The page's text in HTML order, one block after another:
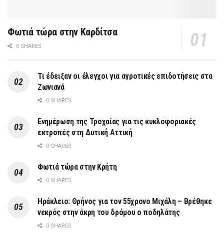
Φωτιά τώρα στην Καρδίτσα
0 SHARES
Τι έδειξαν οι έλεγχοι για αγροτικές επιδοτήσεις στα
Ζωνιανά
0 SHARES
Ενημέρωση της Τροχαίας για τις κυκλοφοριακές
εκτροπές στη Δυτική Αττική
0 SHARES
Φωτιά τώρα στην Κρήτη
0 SHARES
Ηράκλειο: Θρήνος για τον 55χρονο Μιχάλη – Βρέθηκε
νεκρός στην άκρη του δρόμου ο ποδηλάτης
0 SHARES